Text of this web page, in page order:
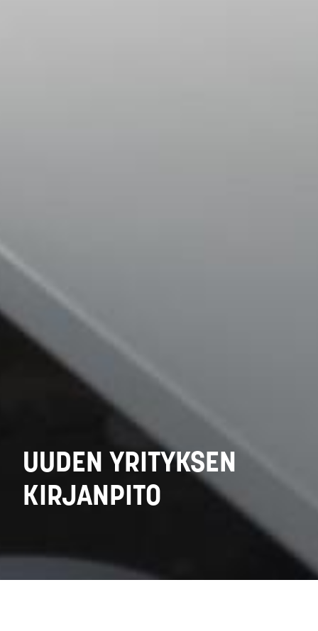
UUDEN YRITYKSEN
KIRJANPITO